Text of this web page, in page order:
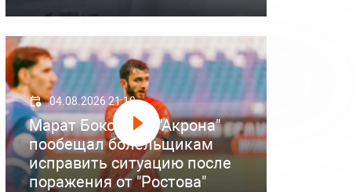
04.08.2026 21:18
Марат Бокоев из "Акрона"
пообещал болельщикам
исправить ситуацию после
поражения от "Ростова"